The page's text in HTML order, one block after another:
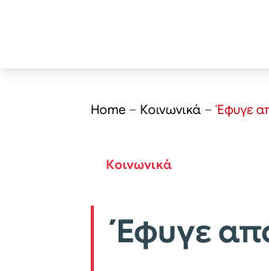
Home – Κοινωνικά – Έφυγε
Κοινωνικά
Έφυγε